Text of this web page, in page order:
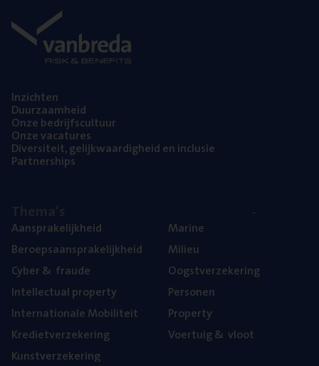
Inzich­ten
Duur­zaam­heid
Onze bedrijfs­cul­tuur
Onze vaca­tu­res
Diver­si­teit, gelijk­waar­dig­heid en inclusie
Part­ner­ships
Aan­spra­ke­lijk­heid
Beroeps­aan­spra­ke­lijk­heid
Cyber& fraude
Intel­lec­tu­al property
Inter­na­ti­o­na­le Mobiliteit
Kre­diet­ver­ze­ke­ring
Kunst­ver­ze­ke­ring
Mari­ne
Mili­eu
Oogst­ver­ze­ke­ring
Per­so­nen
Pro­per­ty
Voer­tuig& vloot